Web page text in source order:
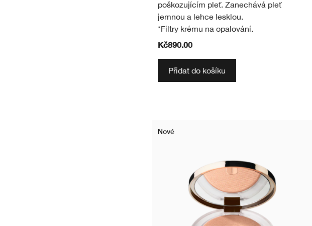
poškozujícím pleť. Zanechává pleť
jemnou a lehce lesklou.
*Filtry krému na opalování.
Kč890.00
Přidat do košíku
Nové